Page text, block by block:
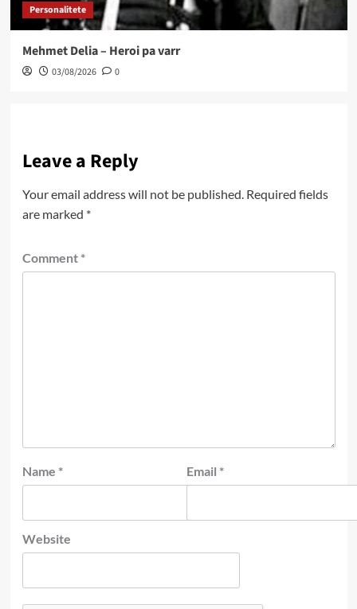
Personalitete
Mehmet Delia – Heroi pa varr
03/08/2026 0
Leave a Reply
Your email address will not be published. Required fields
are marked *
Comment *
Name * Email *
Website